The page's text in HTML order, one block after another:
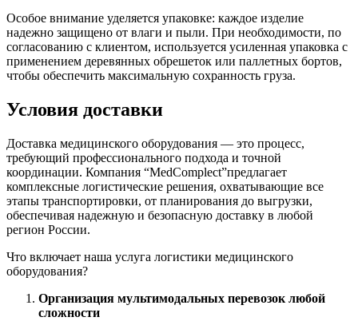
Особое внимание уделяется упаковке: каждое изделие
надежно защищено от влаги и пыли. При необходимости, по
согласованию с клиентом, используется усиленная упаковка с
применением деревянных обрешеток или паллетных бортов,
чтобы обеспечить максимальную сохранность груза.
Условия доставки
Доставка медицинского оборудования — это процесс,
требующий профессионального подхода и точной
координации. Компания “MedComplect”предлагает
комплексные логистические решения, охватывающие все
этапы транспортировки, от планирования до выгрузки,
обеспечивая надежную и безопасную доставку в любой
регион России.
Что включает наша услуга логистики медицинского
оборудования?
Организация мультимодальных перевозок любой
сложности